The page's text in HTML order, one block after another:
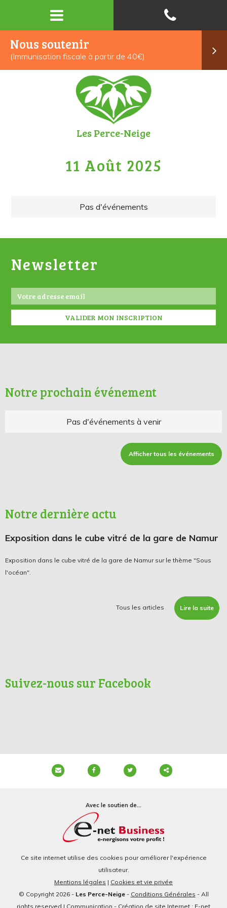
Nous soutenir
(Immunisation fiscale à partir de 40€)
Les Perce-Neige
11 Août 2025
Pas d'événements
Newsletter
Notre prochain événement
Pas d'événements à venir
Afficher tous les événements
Notre dernière actu
Exposition dans le cube vitré de la gare de Namur
Exposition dans le cube vitré de la gare de Namur sur le thème "Sous
l'océan".
Tous les articles Lire la suite
Suivez-nous sur Facebook
Avec le soutien de...
Ce site internet utilise des cookies pour améliorer l'expérience
utilisateur.
Mentions légales | Cookies et vie privée
© Copyright 2026 - Les Perce-Neige- Conditions Générales - All
rights reserved | Communication - Création de site Internet : E-net